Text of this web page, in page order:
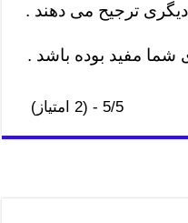
ترجیح می دهند .
شما مفید بوده باشد .
5/5 - (2 امتیاز)